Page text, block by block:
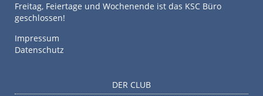
Freitag, Feiertage und Wochenende ist das KSC Büro
geschlossen!
Impressum
Datenschutz
DER CLUB